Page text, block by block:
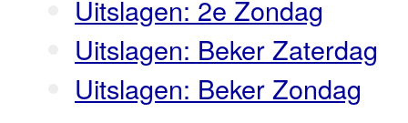
Uitslagen: 2e Zondag
Uitslagen: Beker Zaterdag
Uitslagen: Beker Zondag